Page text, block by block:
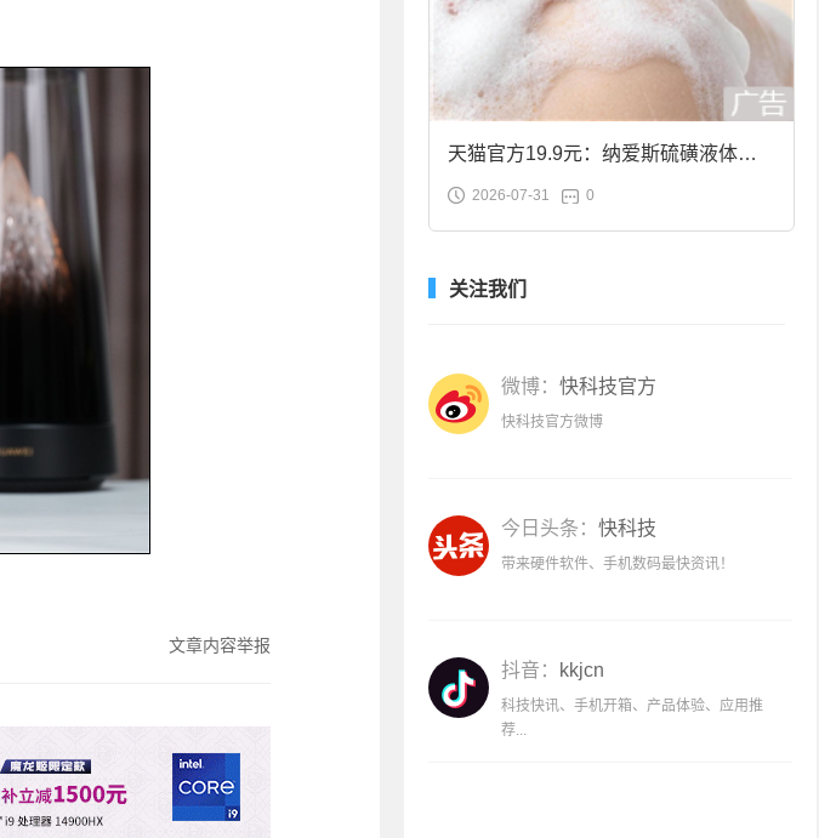
文章内容举报
天猫官方19.9元：纳爱斯硫磺液体香
皂2斤大促
2026-07-31 0
关注我们
微博： 快科技官方
快科技官方微博
今日头条： 快科技
带来硬件软件、手机数码最快资讯！
抖音： kkjcn
科技快讯、手机开箱、产品体验、应用推
荐...